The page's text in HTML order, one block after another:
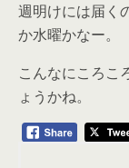
週明けには届く
か水曜かなー。
こんなにころこ
ょうかね。